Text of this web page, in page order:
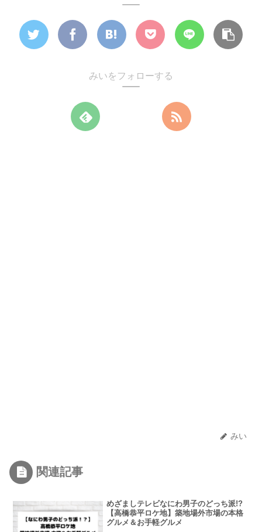
みいをフォローする
みい
関連記事
めざましテレビなにわ男子のどっち派!?
【高橋恭平ロケ地】築地場外市場の本格
グルメ＆お手軽グルメ